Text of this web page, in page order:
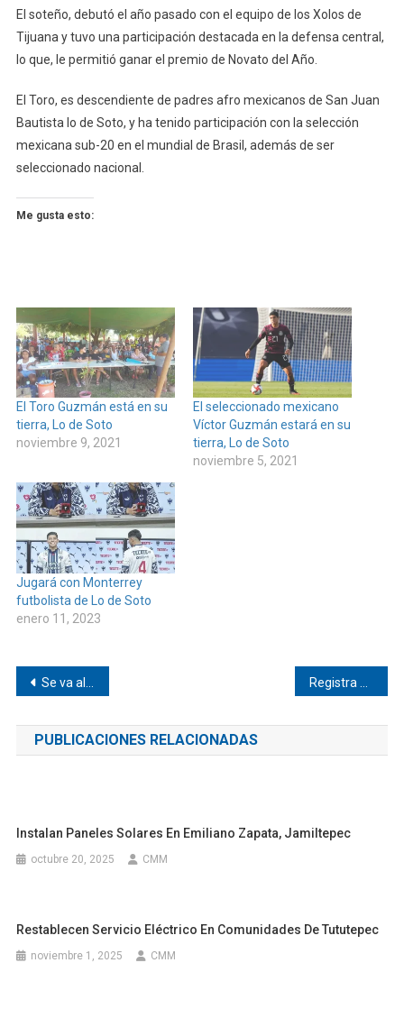
El soteño, debutó el año pasado con el equipo de los Xolos de
Tijuana y tuvo una participación destacada en la defensa central,
lo que, le permitió ganar el premio de Novato del Año.
El Toro, es descendiente de padres afro mexicanos de San Juan
Bautista lo de Soto, y ha tenido participación con la selección
mexicana sub-20 en el mundial de Brasil, además de ser
seleccionado nacional.
Me gusta esto:
El Toro Guzmán está en su
tierra, Lo de Soto
noviembre 9, 2021
El seleccionado mexicano
Víctor Guzmán estará en su
tierra, Lo de Soto
noviembre 5, 2021
Jugará con Monterrey
futbolista de Lo de Soto
enero 11, 2023
Navegación
de
entradas
Se va al voladero camioneta cerca de Pinotepa
PUBLICACIONES RELACIONADAS
Instalan Paneles Solares En Emiliano Zapata, Jamiltepec
octubre 20, 2025 CMM
Restablecen Servicio Eléctrico En Comunidades De Tututepec
noviembre 1, 2025 CMM